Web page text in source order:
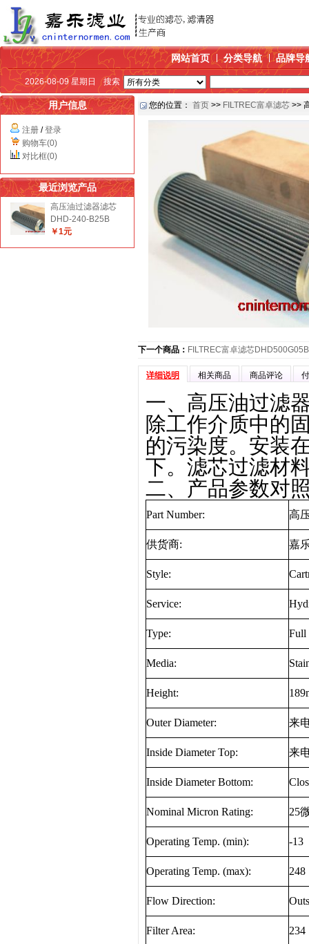
网站首页 分类导航 品牌导
2026-08-09 星期日 搜索
用户信息
注册 /登录
购物车(0)
对比框(0)
最近浏览产品
高压油过滤器滤芯
DHD-240-B25B
￥1元
您的位置： 首页 >> FILTREC富卓滤芯 >>
下一个商品： FILTREC富卓滤芯DHD500G05B
详细说明 相关商品 商品评论
一、高压油过滤
除工作介质中的
的污染度。安装
下。滤芯过滤材
二、产品参数对
Part Number: 高
供货商: 嘉
Style:
Service:
Type: Full
Media:
Height:
Outer Diameter: 来
Inside Diameter Top: 来
Inside Diameter Bottom:
Nominal Micron Rating: 25
Operating Temp. (min): -13
Operating Temp. (max): 248
Flow Direction:
Filter Area: 234